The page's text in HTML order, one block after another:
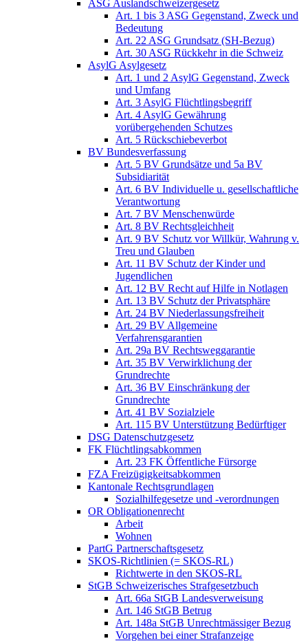
ASG Auslandschweizergesetz
Art. 1 bis 3 ASG Gegenstand, Zweck und
Bedeutung
Art. 22 ASG Grundsatz (SH-Bezug)
Art. 30 ASG Rückkehr in die Schweiz
AsylG Asylgesetz
Art. 1 und 2 AsylG Gegenstand, Zweck
und Umfang
Art. 3 AsylG Flüchtlingsbegriff
Art. 4 AsylG Gewährung
vorübergehenden Schutzes
Art. 5 Rückschiebeverbot
BV Bundesverfassung
Art. 5 BV Grundsätze und 5a BV
Subsidiarität
Art. 6 BV Individuelle u. gesellschaftliche
Verantwortung
Art. 7 BV Menschenwürde
Art. 8 BV Rechtsgleichheit
Art. 9 BV Schutz vor Willkür, Wahrung v.
Treu und Glauben
Art. 11 BV Schutz der Kinder und
Jugendlichen
Art. 12 BV Recht auf Hilfe in Notlagen
Art. 13 BV Schutz der Privatsphäre
Art. 24 BV Niederlassungsfreiheit
Art. 29 BV Allgemeine
Verfahrensgarantien
Art. 29a BV Rechtsweggarantie
Art. 35 BV Verwirklichung der
Grundrechte
Art. 36 BV Einschränkung der
Grundrechte
Art. 41 BV Sozialziele
Art. 115 BV Unterstützung Bedürftiger
DSG Datenschutzgesetz
FK Flüchtlingsabkommen
Art. 23 FK Öffentliche Fürsorge
FZA Freizügigkeitsabkommen
Kantonale Rechtsgrundlagen
Sozialhilfegesetze und -verordnungen
OR Obligationenrecht
Arbeit
Wohnen
PartG Partnerschaftsgesetz
SKOS-Richtlinien (= SKOS-RL)
Richtwerte in den SKOS-RL
StGB Schweizerisches Strafgesetzbuch
Art. 66a StGB Landesverweisung
Art. 146 StGB Betrug
Art. 148a StGB Unrechtmässiger Bezug
Vorgehen bei einer Strafanzeige